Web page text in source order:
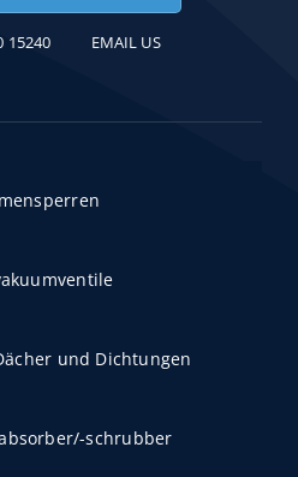
und Dichtungen
schrubber
15240 EMAIL US